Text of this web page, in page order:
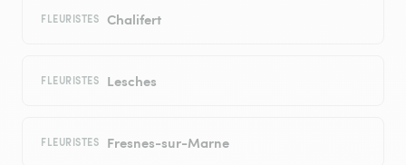
FLEURISTES Chalifert
FLEURISTES Lesches
FLEURISTES Fresnes-sur-Marne